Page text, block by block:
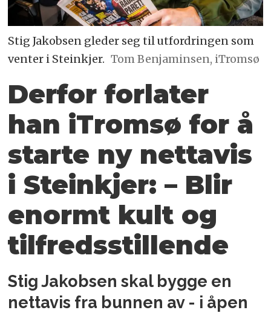
Stig Jakobsen gleder seg til utfordringen som
venter i Steinkjer. Tom Benjaminsen, iTromsø
Derfor forlater
han iTromsø for å
starte ny nettavis
i Steinkjer: – Blir
enormt kult og
tilfredsstillende
Stig Jakobsen skal bygge en
nettavis fra bunnen av - i åpen